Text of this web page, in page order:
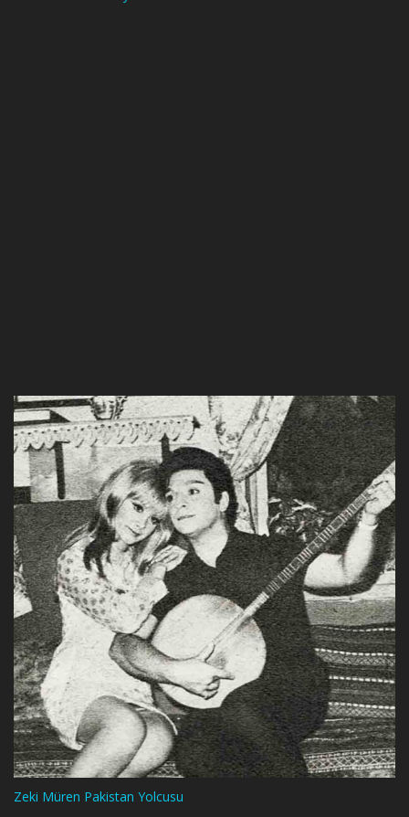
Zeki Müren Pakistan Yolcusu